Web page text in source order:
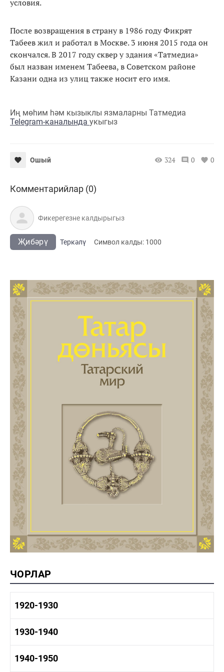
условия.
После возвращения в страну в 1986 году Фикрят
Табеев жил и работал в Москве. 3 июня 2015 года он
скончался. В 2017 году сквер у здания «Татмедиа»
был назван именем Табеева, в Советском районе
Казани одна из улиц также носит его имя.
Иң мөһим һәм кызыклы язмаларны Татмедиа
Telegram-каналында укыгыз
Ошый 324 0 0
Комментарийлар (0)
Җибәрү Теркәлү Cимвол калды: 1000
ЧОРЛАР
1920-1930
1920-1930 тарих
1920-1930 мәдәният
1930-1940
1930-1940 тарих
1940-1950